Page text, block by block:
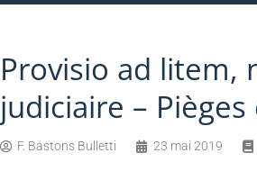
Provisio ad litem,
judiciaire –
F. Bastons Bulletti 23 mai 2019